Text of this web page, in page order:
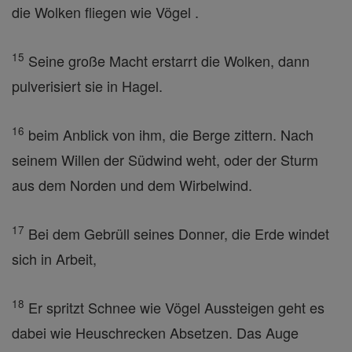
die Wolken fliegen wie Vögel .
15 Seine große Macht erstarrt die Wolken, dann
pulverisiert sie in Hagel.
16 beim Anblick von ihm, die Berge zittern. Nach
seinem Willen der Südwind weht, oder der Sturm
aus dem Norden und dem Wirbelwind.
17 Bei dem Gebrüll seines Donner, die Erde windet
sich in Arbeit,
18 Er spritzt Schnee wie Vögel Aussteigen geht es
dabei wie Heuschrecken Absetzen. Das Auge